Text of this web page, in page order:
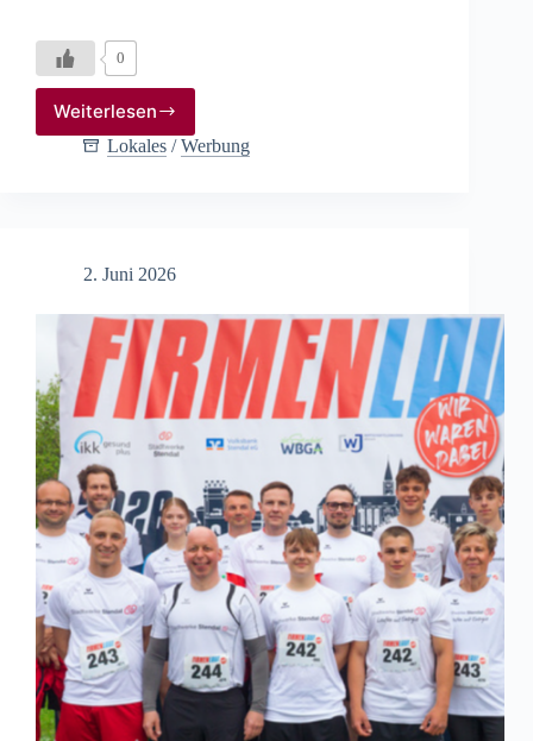
0
Weiterlesen
Steinedal:
Lernen,
Lokales /Werbung
2. Juni 2026